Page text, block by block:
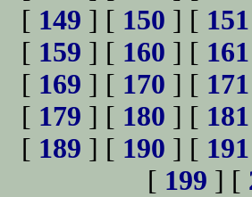
[ 149 ] [ 150 ] [ 151
[ 159 ] [ 160 ] [ 161
[ 169 ] [ 170 ] [ 171
[ 179 ] [ 180 ] [ 181
[ 189 ] [ 190 ] [ 191
[ 199 ] [